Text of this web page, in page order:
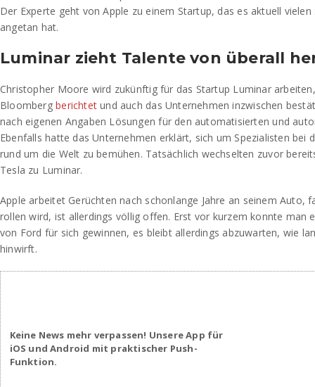
Der Experte geht von Apple zu einem Startup, das es aktuell
angetan hat.
Luminar zieht Talente von überall
Christopher Moore wird zukünftig für das Startup Luminar
Bloombergberichtet und auch das Unternehmen inzwischen
nach eigenen Angaben Lösungen für den automatisierten und
Ebenfalls hatte das Unternehmen erklärt, sich um Spezialisten bei
rund um die Welt zu bemühen. Tatsächlich wechselten zuvor
Tesla zu Luminar.
Apple arbeitet Gerüchten nach schonlange Jahre an seinem Auto,
rollen wird, ist allerdings völlig offen. Erst vor kurzem konnte man
von Ford für sich gewinnen, es bleibt allerdings abzuwarten, wie
hinwirft.
Keine News mehr verpassen! Unsere App für
iOS und Android mit praktischer Push-
Funktion.